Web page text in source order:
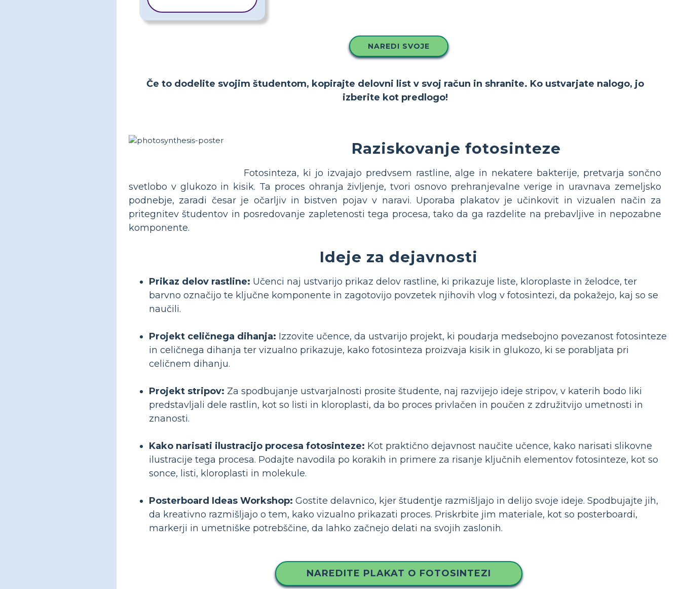
NAREDI SVOJE
Če to dodelite svojim študentom, kopirajte delovni list v svoj račun in shranite. Ko ustvarjate nalogo, jo
izberite kot predlogo!
Raziskovanje fotosinteze
Fotosinteza, ki jo izvajajo predvsem rastline, alge in nekatere bakterije, pretvarja sončno
svetlobo v glukozo in kisik. Ta proces ohranja življenje, tvori osnovo prehranjevalne verige in uravnava zemeljsko
podnebje, zaradi česar je očarljiv in bistven pojav v naravi. Uporaba plakatov je učinkovit in vizualen način za
pritegnitev študentov in posredovanje zapletenosti tega procesa, tako da ga razdelite na prebavljive in nepozabne
komponente.
Ideje za dejavnosti
Prikaz delov rastline: Učenci naj ustvarijo prikaz delov rastline, ki prikazuje liste, kloroplaste in želodce, ter
barvno označijo te ključne komponente in zagotovijo povzetek njihovih vlog v fotosintezi, da pokažejo, kaj so se
naučili.
Projekt celičnega dihanja: Izzovite učence, da ustvarijo projekt, ki poudarja medsebojno povezanost fotosinteze
in celičnega dihanja ter vizualno prikazuje, kako fotosinteza proizvaja kisik in glukozo, ki se porabljata pri
celičnem dihanju.
Projekt stripov: Za spodbujanje ustvarjalnosti prosite študente, naj razvijejo ideje stripov, v katerih bodo liki
predstavljali dele rastlin, kot so listi in kloroplasti, da bo proces privlačen in poučen z združitvijo umetnosti in
znanosti.
Kako narisati ilustracijo procesa fotosinteze: Kot praktično dejavnost naučite učence, kako narisati slikovne
ilustracije tega procesa. Podajte navodila po korakih in primere za risanje ključnih elementov fotosinteze, kot so
sonce, listi, kloroplasti in molekule.
Posterboard Ideas Workshop: Gostite delavnico, kjer študentje razmišljajo in delijo svoje ideje. Spodbujajte jih,
da kreativno razmišljajo o tem, kako vizualno prikazati proces. Priskrbite jim materiale, kot so posterboardi,
markerji in umetniške potrebščine, da lahko začnejo delati na svojih zaslonih.
NAREDITE PLAKAT O FOTOSINTEZI